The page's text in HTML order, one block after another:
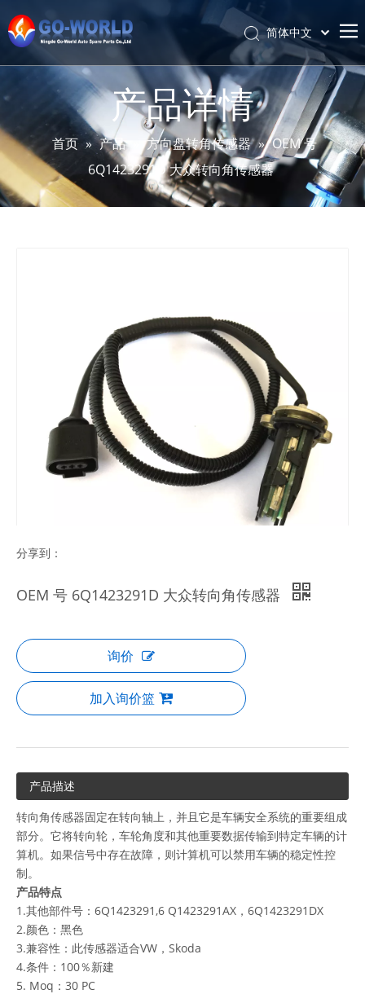
关于我们
产品
服务与定制
资讯
简体中文
Português
Español
Pусский
Latine
Français
English
产品详情
首页 » 产品 方向盘转角传感器 » OEM 号
6Q1423291D 大众转向角传感器
分享到：
OEM 号 6Q1423291D 大众转向角传感器
询价
加入询价篮
产品描述
转向角传感器固定在转向轴上，并且它是车辆安全系统的重要组成
部分。它将转向轮，车轮角度和其他重要数据传输到特定车辆的计
算机。如果信号中存在故障，则计算机可以禁用车辆的稳定性控
制。
产品特点
1.其他部件号：6Q1423291,6 Q1423291AX，6Q1423291DX
2.颜色：黑色
3.兼容性：此传感器适合VW，Skoda
4.条件：100％新建
5. Moq：30 PC